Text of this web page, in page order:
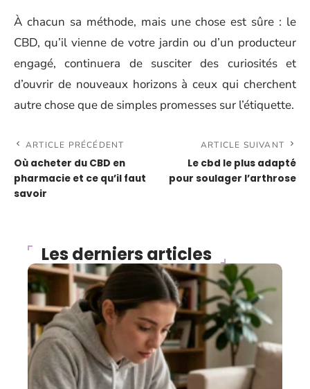
À chacun sa méthode, mais une chose est sûre : le
CBD, qu’il vienne de votre jardin ou d’un producteur
engagé, continuera de susciter des curiosités et
d’ouvrir de nouveaux horizons à ceux qui cherchent
autre chose que de simples promesses sur l’étiquette.
ARTICLE PRÉCÉDENT
Où acheter du CBD en
pharmacie et ce qu’il faut
savoir
ARTICLE SUIVANT
Le cbd le plus adapté
pour soulager l’arthrose
Les derniers articles